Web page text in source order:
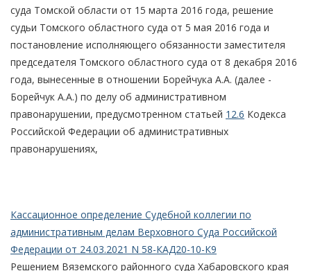
суда Томской области от 15 марта 2016 года, решение
судьи Томского областного суда от 5 мая 2016 года и
постановление исполняющего обязанности заместителя
председателя Томского областного суда от 8 декабря 2016
года, вынесенные в отношении Борейчука А.А. (далее -
Борейчук А.А.) по делу об административном
правонарушении, предусмотренном статьей 12.6 Кодекса
Российской Федерации об административных
правонарушениях,
Кассационное определение Судебной коллегии по
административным делам Верховного Суда Российской
Федерации от 24.03.2021 N 58-КАД20-10-К9
Решением Вяземского районного суда Хабаровского края